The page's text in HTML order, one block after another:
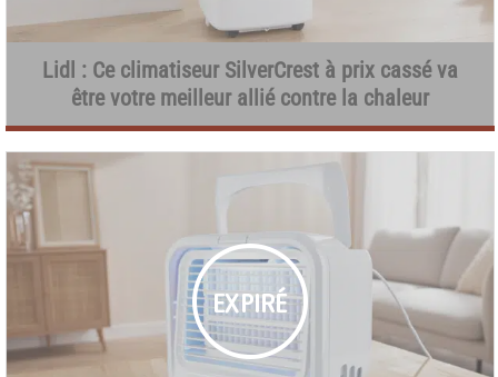
Lidl : Ce climatiseur SilverCrest à prix cassé va
être votre meilleur allié contre la chaleur